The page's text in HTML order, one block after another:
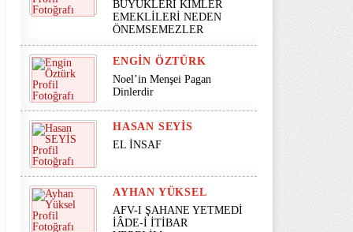
BÜYÜKLERİ KİMLER
EMEKLİLERİ NEDEN
ÖNEMSEMEZLER
ENGIN ÖZTÜRK
Noel’in Menşei Pagan
Dinlerdir
HASAN SEYİS
EL İNSAF
AYHAN YÜKSEL
AFV-I ŞAHANE YETMEDİ
İÂDE-İ İTİBAR